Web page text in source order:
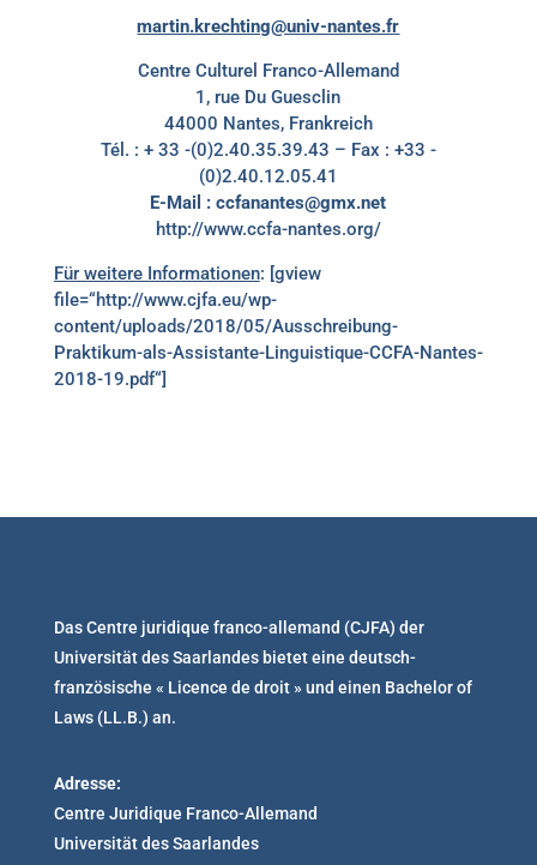
martin.krechting@univ-nantes.fr
Centre Culturel Franco-Allemand
1, rue Du Guesclin
44000 Nantes, Frankreich
Tél. : + 33 -(0)2.40.35.39.43 – Fax : +33 -
(0)2.40.12.05.41
E-Mail : ccfanantes@gmx.net
http://www.ccfa-nantes.org/
Für weitere Informationen: [gview
file=“http://www.cjfa.eu/wp-
content/uploads/2018/05/Ausschreibung-
Praktikum-als-Assistante-Linguistique-CCFA-Nantes-
2018-19.pdf“]
Das Centre juridique franco-allemand (CJFA) der
Universität des Saarlandes bietet eine deutsch-
französische « Licence de droit » und einen Bachelor of
Laws (LL.B.) an.
Adresse:
Centre Juridique Franco-Allemand
Universität des Saarlandes